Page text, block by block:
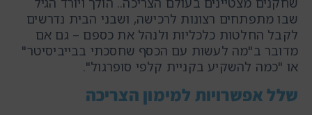
שבו מתפתחים רצונות לרכישה, ושבני הבית נדרשים
לקבל החלטות כלכליות ולנהל את כספם – גם אם
מדובר ב"מה לעשות עם הכסף שחסכתי בבייביסיטר"
או "כמה להשקיע בקניית קלפי סופרגול".
שללאפשרויות למימון הצריכה